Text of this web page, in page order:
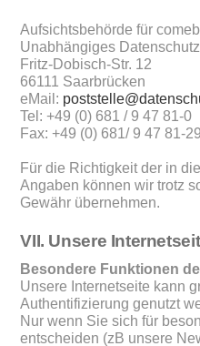
Aufsichtsbehörde für
Unabhängiges
Fritz-Dobisch-Str. 12
66111 Saarbrücken
eMail:
Tel: +49 (0) 681 / 9 47 81-0
Fax: +49 (0) 681/ 9 47 81-29
Für die Richtigkeit der in
Angaben können wir trotz
Gewähr übernehmen.
VII. Unsere
Besondere Funktionen
Unsere Internetseite kann
Authentifizierung genutzt
Nur wenn Sie sich für
entscheiden (zB unsere